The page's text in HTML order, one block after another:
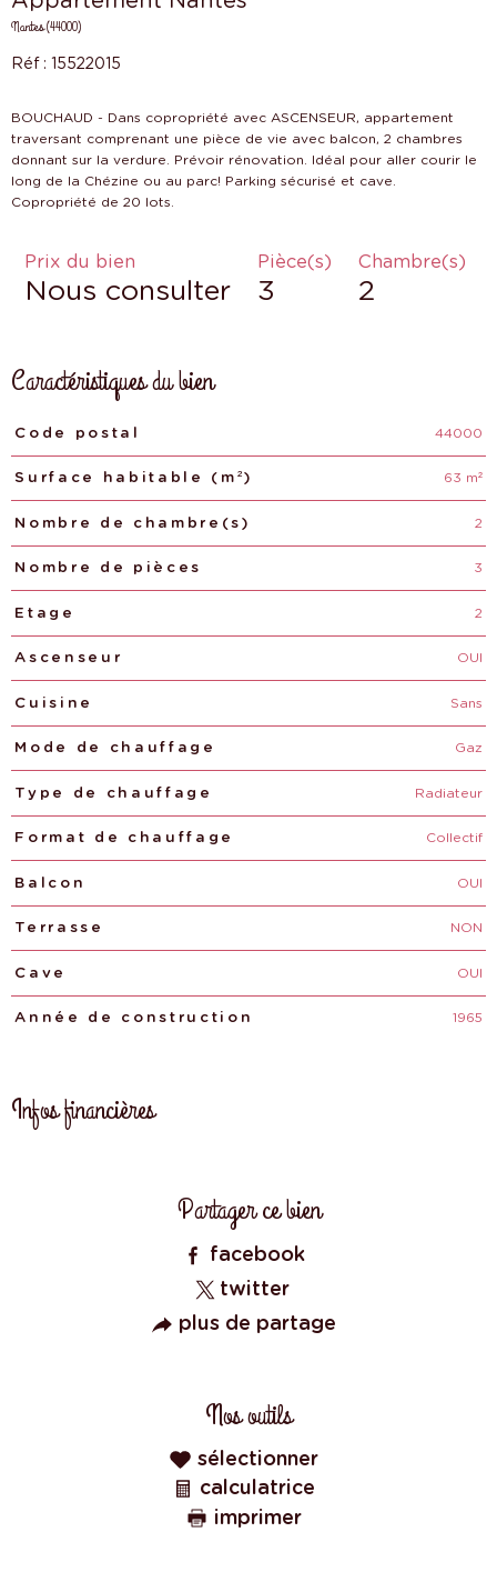
Nantes (44000)
Réf : 15522015
BOUCHAUD - Dans copropriété avec ASCENSEUR, appartement
traversant comprenant une pièce de vie avec balcon, 2 chambres
donnant sur la verdure. Prévoir rénovation. Idéal pour aller courir le
long de la Chézine ou au parc! Parking sécurisé et cave.
Prix du bien
Nous consulter
Pièce(s)
3
Chambre(s)
2
Caractéristiques du bien
Caractéristiques Valeurs
Code postal 44000
Surface habitable (m²) 63 m²
Nombre de chambre(s) 2
Nombre de pièces 3
Etage 2
Ascenseur OUI
Cuisine Sans
Mode de chauffage Gaz
Type de chauffage Radiateur
Format de chauffage Collectif
Balcon OUI
Terrasse NON
Cave OUI
Année de construction 1965
Infos financières
Partager ce bien
facebook
twitter
plus de partage
Nos outils
sélectionner
calculatrice
imprimer